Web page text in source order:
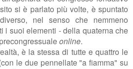
si è parlato più volte, è spuntato
nel senso che nemmeno
i suoi elementi - della quaterna che
online.
è la stessa di tutte e quattro le
le due pennellate "a fiamma" su